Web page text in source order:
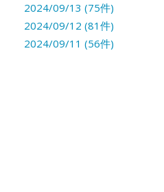
2024/09/13 (75件)
2024/09/12 (81件)
2024/09/11 (56件)